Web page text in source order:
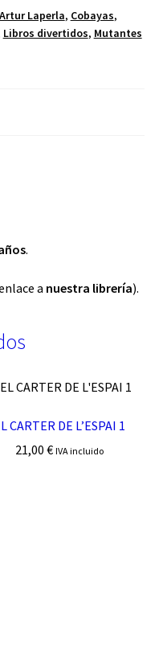
Artur Laperla, Cobayas,
Libros divertidos, Mutantes
.
a nuestra librería).
CARTER DE L’ESPAI 1
21,00 € IVA incluido